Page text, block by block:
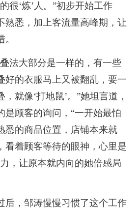
‘炼’人。”初步开始工作
熟悉，加上客流量高峰期，让
大部分是一样的，有一些
好的衣服马上又被翻乱，要一
就像‘打地鼠’。”她坦言道，
是顾客的询问，“一开始最怕
悉的商品位置，店铺本来就
看着顾客等待的眼神，心里是
，让原本就内向的她倍感局
，邹涛慢慢习惯了这个工作